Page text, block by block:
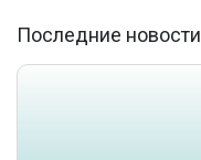
Последние новости